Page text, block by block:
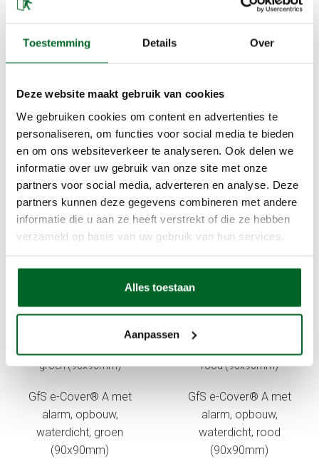
Toestemming Details Over
Deze website maakt gebruik van cookies
We gebruiken cookies om content en advertenties te
personaliseren, om functies voor social media te bieden
en om ons websiteverkeer te analyseren. Ook delen we
informatie over uw gebruik van onze site met onze
partners voor social media, adverteren en analyse. Deze
partners kunnen deze gegevens combineren met andere
informatie die u aan ze heeft verstrekt of die ze hebben
verzameld op basis van uw gebruik van hun services.
Alles toestaan
Aanpassen
GfS e-Cover® A met alarm, klein opbouw model, rood
Gerelateerde producten
GfS e-Cover® A zonder
alarm, opbouw, groen
(90x90mm)
70,31
IN WINKELWAGEN
GfS e-Cover® A zonder
alarm, opbouw, rood
(90x90m)
70,31
IN WINKELWAGEN
GfS e-Cover® A met
alarm, opbouw,
waterdicht, groen
(90x90mm)
GfS e-Cover® A met
alarm, opbouw,
waterdicht, rood
(90x90mm)